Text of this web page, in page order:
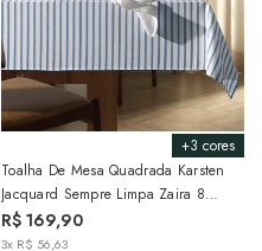
+3 cores
Toalha De Mesa Quadrada Karsten
Jacquard Sempre Limpa Zaira 8
Lugares 1,80m X 1,80m
R$ 169,90
3x R$ 56,63